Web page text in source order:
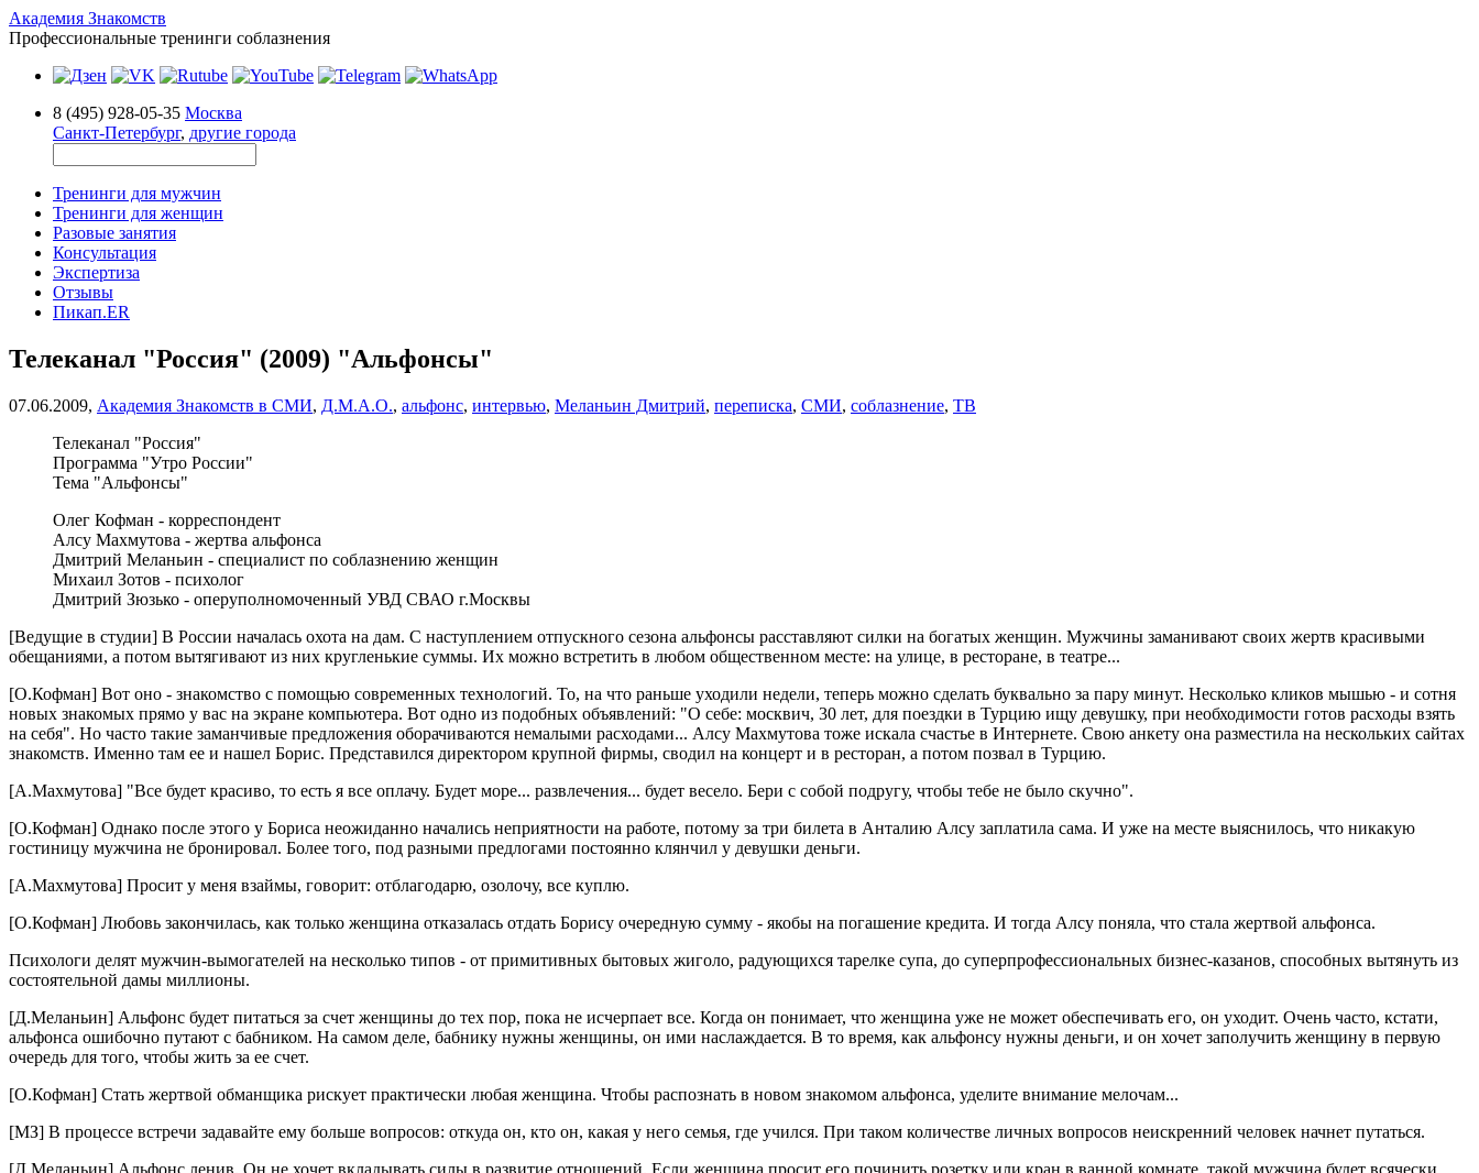
Академия Знакомств
Профессиональные тренинги соблазнения
8 (495) 928-05-35 Москва
Санкт-Петербург, другие города
Тренинги для мужчин
Тренинги для женщин
Разовые занятия
Консультация
Экспертиза
Отзывы
Пикап.ER
Телеканал "Россия" (2009) "Альфонсы"
07.06.2009, Академия Знакомств в СМИ, Д.М.А.О., альфонс, интервью, Меланьин Дмитрий, переписка, СМИ, соблазнение, ТВ
Телеканал "Россия"
Программа "Утро России"
Тема "Альфонсы"
Олег Кофман - корреспондент
Алсу Махмутова - жертва альфонса
Дмитрий Меланьин - специалист по соблазнению женщин
Михаил Зотов - психолог
Дмитрий Зюзько - оперуполномоченный УВД СВАО г.Москвы
[Ведущие в студии] В России началась охота на дам. С наступлением отпускного сезона альфонсы расставляют силки на богатых женщин. Мужчины заманивают своих жертв красивыми
обещаниями, а потом вытягивают из них кругленькие суммы. Их можно встретить в любом общественном месте: на улице, в ресторане, в театре...
[О.Кофман] Вот оно - знакомство с помощью современных технологий. То, на что раньше уходили недели, теперь можно сделать буквально за пару минут. Несколько кликов мышью - и сотня
новых знакомых прямо у вас на экране компьютера. Вот одно из подобных объявлений: "О себе: москвич, 30 лет, для поездки в Турцию ищу девушку, при необходимости готов расходы взять
на себя". Но часто такие заманчивые предложения оборачиваются немалыми расходами... Алсу Махмутова тоже искала счастье в Интернете. Свою анкету она разместила на нескольких сайтах
знакомств. Именно там ее и нашел Борис. Представился директором крупной фирмы, сводил на концерт и в ресторан, а потом позвал в Турцию.
[А.Махмутова] "Все будет красиво, то есть я все оплачу. Будет море... развлечения... будет весело. Бери с собой подругу, чтобы тебе не было скучно".
[О.Кофман] Однако после этого у Бориса неожиданно начались неприятности на работе, потому за три билета в Анталию Алсу заплатила сама. И уже на месте выяснилось, что никакую
гостиницу мужчина не бронировал. Более того, под разными предлогами постоянно клянчил у девушки деньги.
[А.Махмутова] Просит у меня взаймы, говорит: отблагодарю, озолочу, все куплю.
[О.Кофман] Любовь закончилась, как только женщина отказалась отдать Борису очередную сумму - якобы на погашение кредита. И тогда Алсу поняла, что стала жертвой альфонса.
Психологи делят мужчин-вымогателей на несколько типов - от примитивных бытовых жиголо, радующихся тарелке супа, до суперпрофессиональных бизнес-казанов, способных вытянуть из
состоятельной дамы миллионы.
[Д.Меланьин] Альфонс будет питаться за счет женщины до тех пор, пока не исчерпает все. Когда он понимает, что женщина уже не может обеспечивать его, он уходит. Очень часто, кстати,
альфонса ошибочно путают с бабником. На самом деле, бабнику нужны женщины, он ими наслаждается. В то время, как альфонсу нужны деньги, и он хочет заполучить женщину в первую
очередь для того, чтобы жить за ее счет.
[О.Кофман] Стать жертвой обманщика рискует практически любая женщина. Чтобы распознать в новом знакомом альфонса, уделите внимание мелочам...
[МЗ] В процессе встречи задавайте ему больше вопросов: откуда он, кто он, какая у него семья, где учился. При таком количестве личных вопросов неискренний человек начнет путаться.
[Д.Меланьин] Альфонс ленив. Он не хочет вкладывать силы в развитие отношений. Если женщина просит его починить розетку или кран в ванной комнате, такой мужчина будет всячески